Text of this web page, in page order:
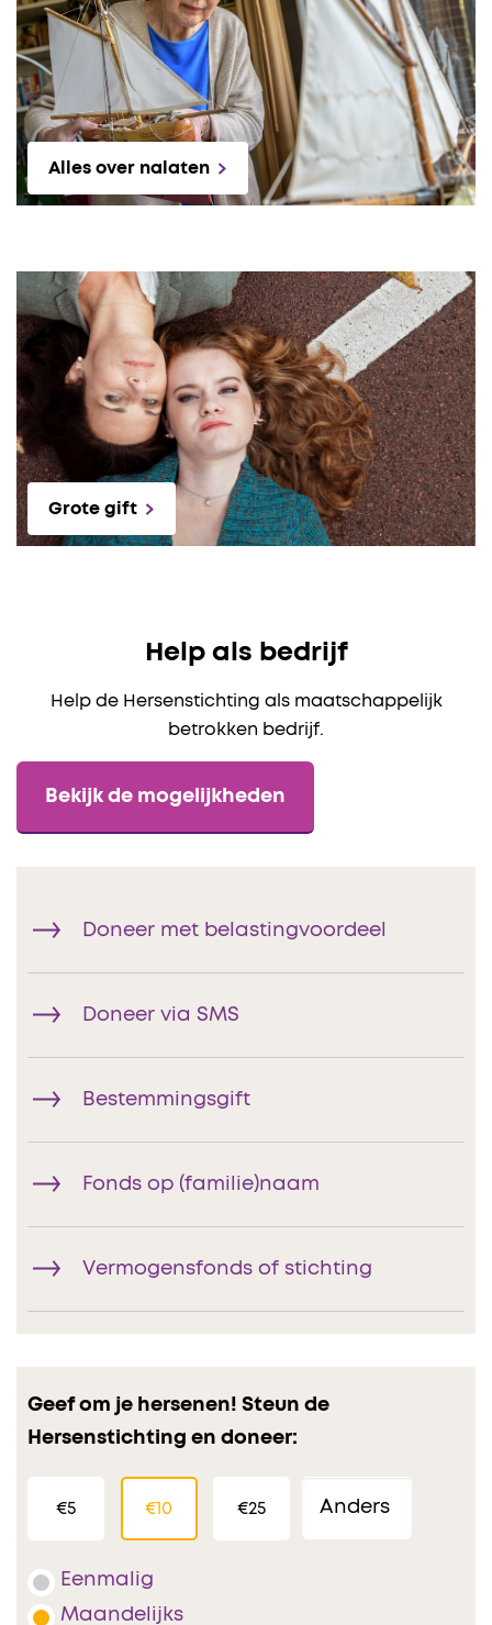
Alles over nalaten
Grote gift
Help als bedrijf
Help de Hersenstichting als maatschappelijk
betrokken bedrijf.
Bekijk de mogelijkheden
Doneer met belastingvoordeel
Doneer via SMS
Bestemmingsgift
Fonds op (familie)naam
Vermogensfonds of stichting
Geef om je hersenen! Steun de
Hersenstichting en doneer:
€5 €10 €25
Eenmalig
Maandelijks